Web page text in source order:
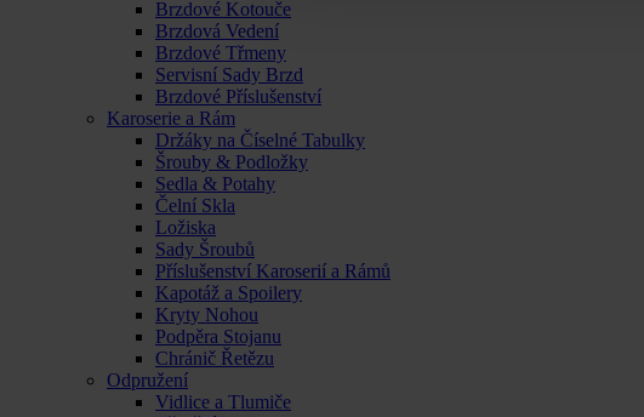
Brzdové Kotouče
Brzdová Vedení
Brzdové Třmeny
Servisní Sady Brzd
Brzdové Příslušenství
Karoserie a Rám
Držáky na Číselné Tabulky
Šrouby & Podložky
Sedla & Potahy
Čelní Skla
Ložiska
Sady Šroubů
Příslušenství Karoserií a Rámů
Kapotáž a Spoilery
Kryty Nohou
Podpěra Stojanu
Chránič Řetězu
Odpružení
Vidlice a Tlumiče